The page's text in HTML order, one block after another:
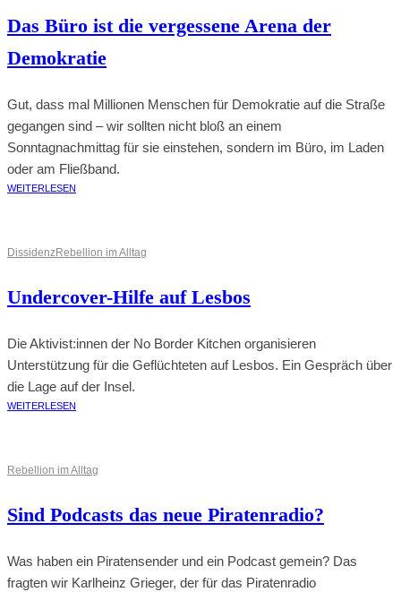
Das Büro ist die vergessene Arena der
Demokratie
Gut, dass mal Millionen Menschen für Demokratie auf die Straße
gegangen sind – wir sollten nicht bloß an einem
Sonntagnachmittag für sie einstehen, sondern im Büro, im Laden
oder am Fließband.
WEITERLESEN
DissidenzRebellion im Alltag
Undercover-Hilfe auf Lesbos
Die Aktivist:innen der No Border Kitchen organisieren
Unterstützung für die Geflüchteten auf Lesbos. Ein Gespräch über
die Lage auf der Insel.
WEITERLESEN
Rebellion im Alltag
Sind Podcasts das neue Piratenradio?
Was haben ein Piratensender und ein Podcast gemein? Das
fragten wir Karlheinz Grieger, der für das Piratenradio